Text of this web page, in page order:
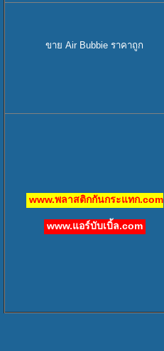
ขาย Air Bubbie ราคาถูก
www.พลาสติกกันกระแทก.com
www.แอร์บับเบิ้ล.com